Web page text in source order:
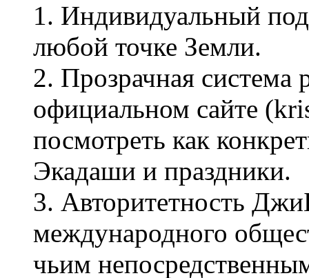
1. Индивидуальный
любой точке Земли.
2. Прозрачная система
официальном сайте
посмотреть как
Экадаши и праздники.
3. Авторитетность
международного
чьим